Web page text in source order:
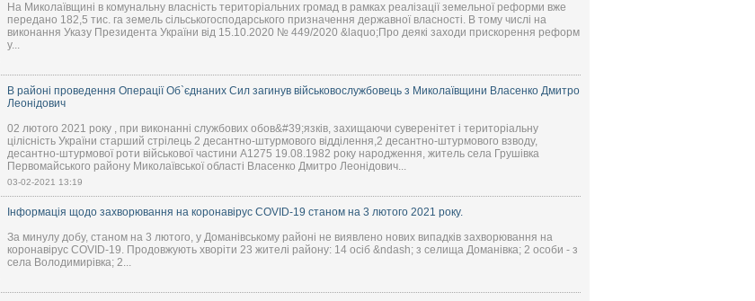
На Миколаївщині в комунальну власність територіальних громад в рамках реалізації земельної реформи вже
передано 182,5 тис. га земель сільськогосподарського призначення державної власності. В тому числі на
виконання Указу Президента України від 15.10.2020 № 449/2020 &laquo;Про деякі заходи прискорення реформ
у...
В районі проведення Операції Об`єднаних Сил загинув військовослужбовець з Миколаївщини Власенко Дмитро
Леонідович
02 лютого 2021 року , при виконанні службових обов&#39;язків, захищаючи суверенітет і територіальну
цілісність України старший стрілець 2 десантно-штурмового відділення,2 десантно-штурмового взводу,
десантно-штурмової роти військової частини А1275 19.08.1982 року народження, житель села Грушівка
Первомайського району Миколаївської області Власенко Дмитро Леонідович...
03-02-2021 13:19
Інформація щодо захворювання на коронавірус COVID-19 станом на 3 лютого 2021 року.
За минулу добу, станом на 3 лютого, у Доманівському районі не виявлено нових випадків захворювання на
коронавірус COVID-19. Продовжують хворіти 23 жителі району: 14 осіб &ndash; з селища Доманівка; 2 особи - з
села Володимирівка; 2...